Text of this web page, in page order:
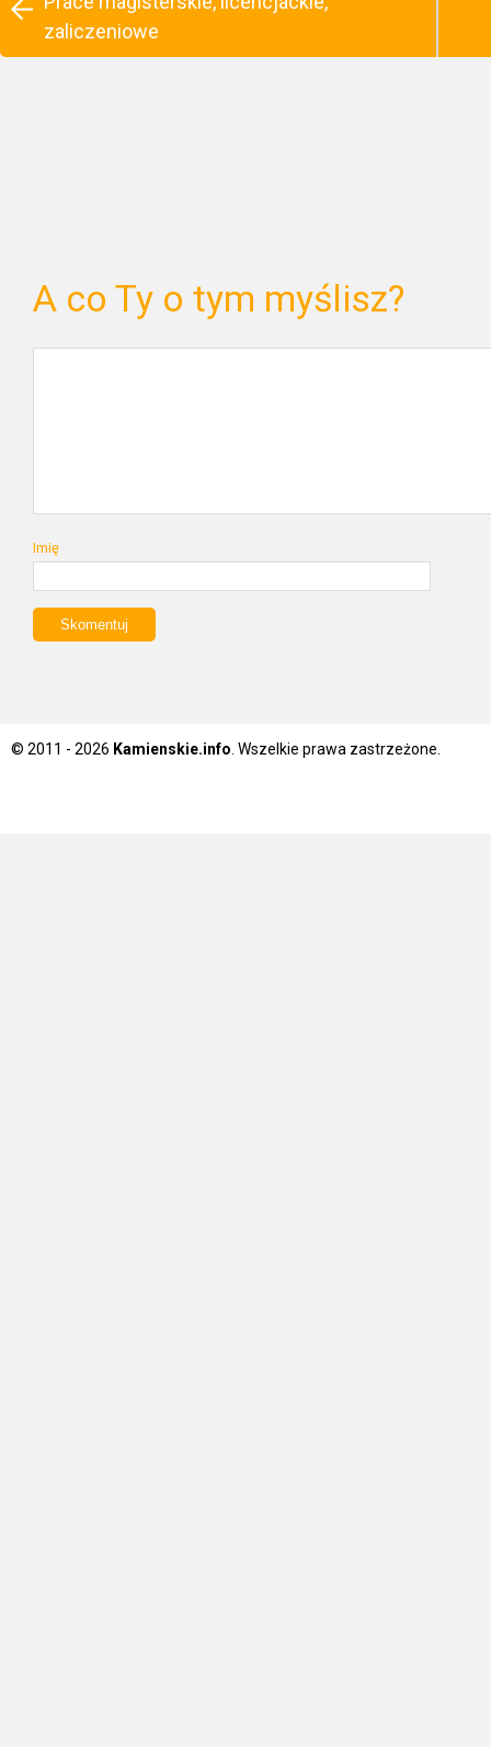
zaliczeniowe
A co Ty o tym myślisz?
Imię
© 2011 - 2026 Kamienskie.info . Wszelkie prawa zastrzeżone.